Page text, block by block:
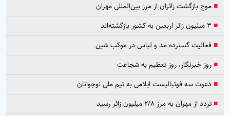
■موج بازگشت زائران از مرز بین‌المللی مهران
■۳ میلیون زائر اربعین به کشور بازگشته‌اند
■فعالیت گسترده مد و لباس در موکب شین
■روز خبرنگار، روز تعظیم به شجاعت
■دعوت سه فوتبالیست ایلامی به تیم ملی نوجوانان
■تردد از مهران به مرز ۲/۸ میلیون زائر رسید